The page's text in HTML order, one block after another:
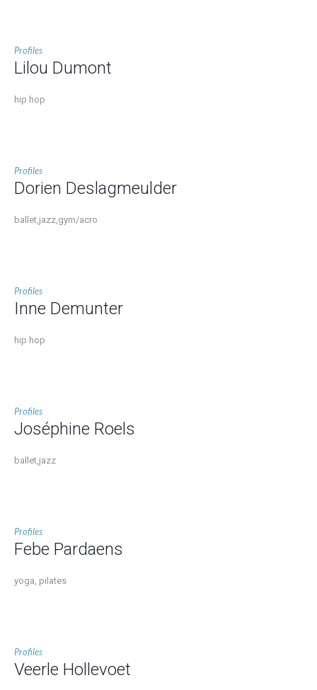
Profiles
Lilou Dumont
hip hop
Profiles
Dorien Deslagmeulder
ballet,jazz,gym/acro
Profiles
Inne Demunter
hip hop
Profiles
Joséphine Roels
ballet,jazz
Profiles
Febe Pardaens
yoga, pilates
Profiles
Veerle Hollevoet